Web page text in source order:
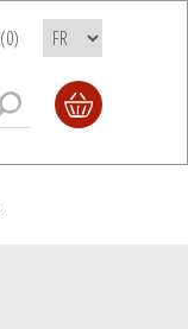
(0)